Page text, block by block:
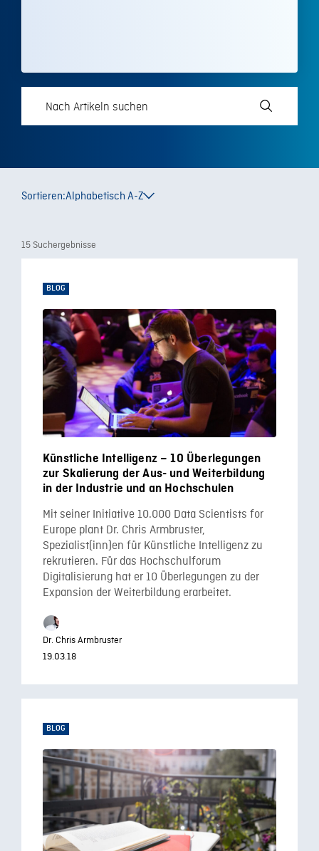
Sortieren:Alphabetisch A-Z
15 Suchergebnisse
BLOG
Künstliche Intelligenz – 10 Überlegungen
zur Skalierung der Aus- und Weiterbildung
in der Industrie und an Hochschulen
Mit seiner Initiative 10.000 Data Scientists for
Europe plant Dr. Chris Armbruster,
Spezialist(inn)en für Künstliche Intelligenz zu
rekrutieren. Für das Hochschulforum
Digitalisierung hat er 10 Überlegungen zu der
Expansion der Weiterbildung erarbeitet.
Dr. Chris Armbruster
19.03.18
BLOG